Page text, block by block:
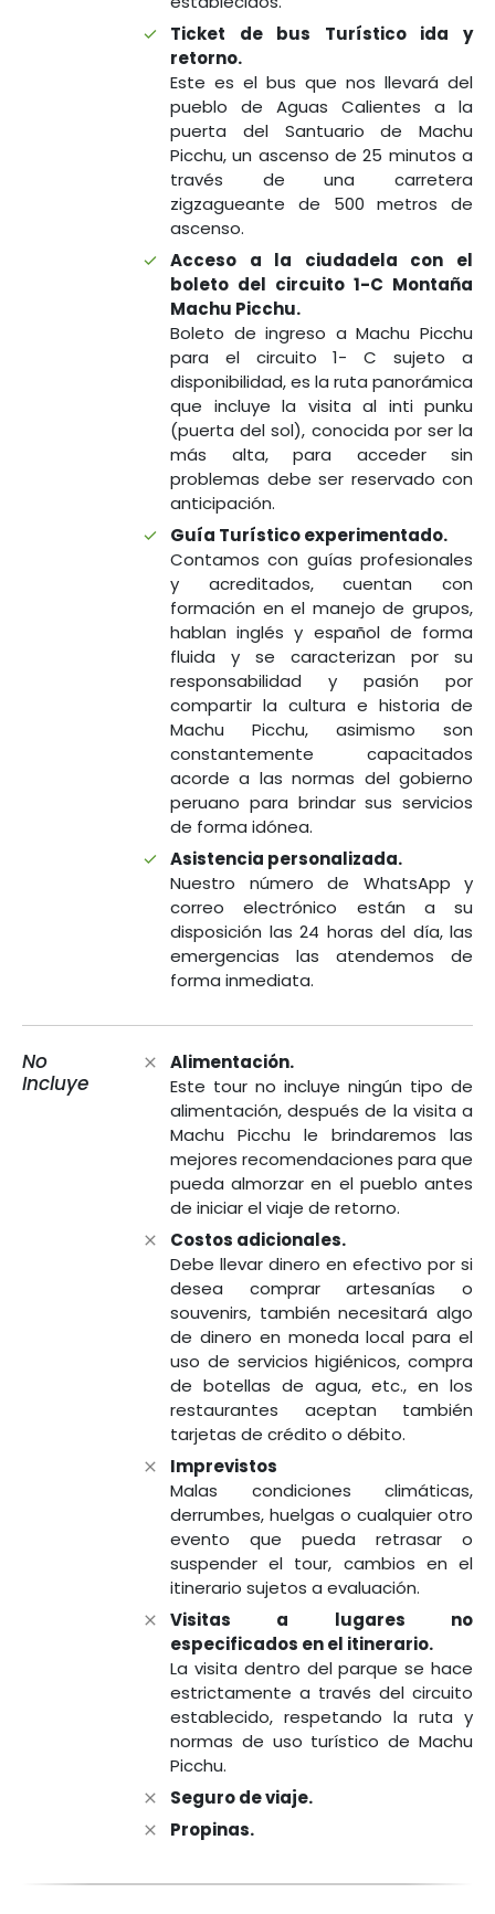
Ticket de bus Turístico ida y
retorno.
Este es el bus que nos llevará del
pueblo de Aguas Calientes a la
puerta del Santuario de Machu
Picchu, un ascenso de 25 minutos a
través de una carretera
zigzagueante de 500 metros de
ascenso.
Acceso a la ciudadela con el
boleto del circuito 1-C Montaña
Machu Picchu.
Boleto de ingreso a Machu Picchu
para el circuito 1- C sujeto a
disponibilidad, es la ruta panorámica
que incluye la visita al inti punku
(puerta del sol), conocida por ser la
más alta, para acceder sin
problemas debe ser reservado con
anticipación.
Guía Turístico experimentado.
Contamos con guías profesionales
y acreditados, cuentan con
formación en el manejo de grupos,
hablan inglés y español de forma
fluida y se caracterizan por su
responsabilidad y pasión por
compartir la cultura e historia de
Machu Picchu, asimismo son
constantemente capacitados
acorde a las normas del gobierno
peruano para brindar sus servicios
de forma idónea.
Asistencia personalizada.
Nuestro número de WhatsApp y
correo electrónico están a su
disposición las 24 horas del día, las
emergencias las atendemos de
forma inmediata.
No
Incluye
Alimentación.
Este tour no incluye ningún tipo de
alimentación, después de la visita a
Machu Picchu le brindaremos las
mejores recomendaciones para que
pueda almorzar en el pueblo antes
de iniciar el viaje de retorno.
Costos adicionales.
Debe llevar dinero en efectivo por si
desea comprar artesanías o
souvenirs, también necesitará algo
de dinero en moneda local para el
uso de servicios higiénicos, compra
de botellas de agua, etc., en los
restaurantes aceptan también
tarjetas de crédito o débito.
Imprevistos
Malas condiciones climáticas,
derrumbes, huelgas o cualquier otro
evento que pueda retrasar o
suspender el tour, cambios en el
itinerario sujetos a evaluación.
Visitas a lugares no
especificados en el itinerario.
La visita dentro del parque se hace
estrictamente a través del circuito
establecido, respetando la ruta y
normas de uso turístico de Machu
Picchu.
Seguro de viaje.
Propinas.